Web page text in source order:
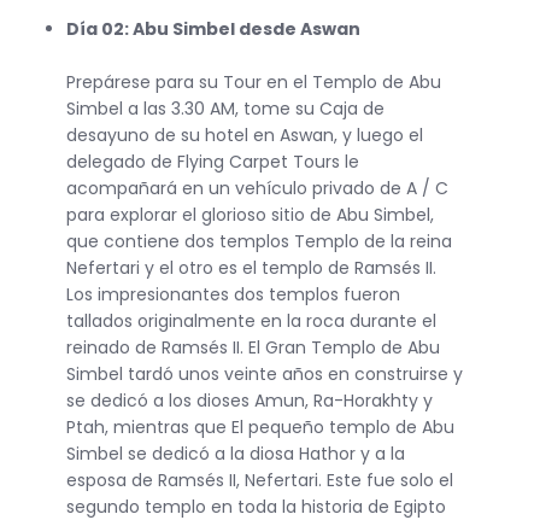
Día 02: Abu Simbel desde Aswan
Prepárese para su Tour en el Templo de Abu
Simbel a las 3.30 AM, tome su Caja de
desayuno de su hotel en Aswan, y luego el
delegado de Flying Carpet Tours le
acompañará en un vehículo privado de A / C
para explorar el glorioso sitio de Abu Simbel,
que contiene dos templos Templo de la reina
Nefertari y el otro es el templo de Ramsés II.
Los impresionantes dos templos fueron
tallados originalmente en la roca durante el
reinado de Ramsés II. El Gran Templo de Abu
Simbel tardó unos veinte años en construirse y
se dedicó a los dioses Amun, Ra-Horakhty y
Ptah, mientras que El pequeño templo de Abu
Simbel se dedicó a la diosa Hathor y a la
esposa de Ramsés II, Nefertari. Este fue solo el
segundo templo en toda la historia de Egipto